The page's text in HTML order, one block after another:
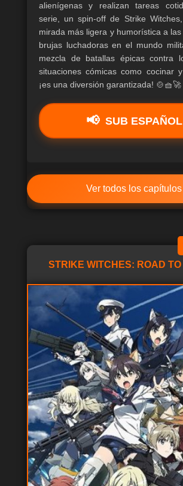
alienígenas y realizan tareas
serie, un spin-off de Strike
mirada más ligera y humorística a
brujas luchadoras en el mundo
mezcla de batallas épicas contra
situaciones cómicas como cocinar
¡es una diversión garantizada! 🍲🧺🚀
SUB ESPAÑOL
Ver todos los capítulos
STRIKE WITCHES: ROAD TO